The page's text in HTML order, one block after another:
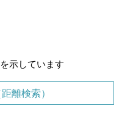
示しています
離検索）